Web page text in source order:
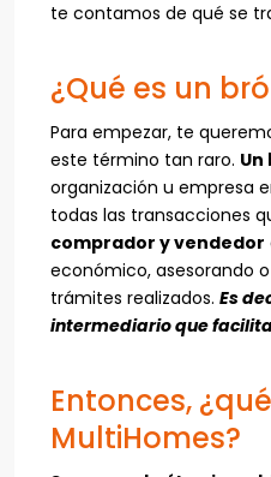
te contamos de qué se
¿Qué es un
Para empezar, te
este término tan raro.
organización u empresa
todas las transacciones
comprador y vendedor
económico, asesorando
trámites realizados. Es
intermediario que
Entonces,
MultiHomes?